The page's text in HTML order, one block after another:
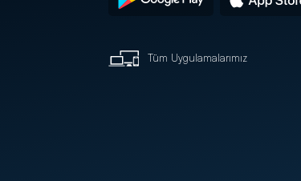
Tüm Uygulamalarımız